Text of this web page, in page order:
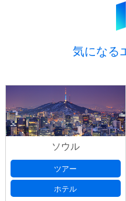
気になる
ソウル
ツアー
ホテル